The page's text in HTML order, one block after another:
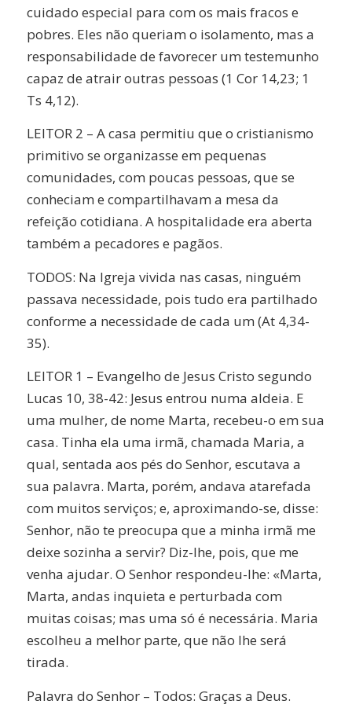
cuidado especial para com os mais fracos e
pobres. Eles não queriam o isolamento, mas a
responsabilidade de favorecer um testemunho
capaz de atrair outras pessoas (1 Cor 14,23; 1
Ts 4,12).
LEITOR 2 – A casa permitiu que o cristianismo
primitivo se organizasse em pequenas
comunidades, com poucas pessoas, que se
conheciam e compartilhavam a mesa da
refeição cotidiana. A hospitalidade era aberta
também a pecadores e pagãos.
TODOS: Na Igreja vivida nas casas, ninguém
passava necessidade, pois tudo era partilhado
conforme a necessidade de cada um (At 4,34-
35).
LEITOR 1 – Evangelho de Jesus Cristo segundo
Lucas 10, 38-42: Jesus entrou numa aldeia. E
uma mulher, de nome Marta, recebeu-o em sua
casa. Tinha ela uma irmã, chamada Maria, a
qual, sentada aos pés do Senhor, escutava a
sua palavra. Marta, porém, andava atarefada
com muitos serviços; e, aproximando-se, disse:
Senhor, não te preocupa que a minha irmã me
deixe sozinha a servir? Diz-lhe, pois, que me
venha ajudar. O Senhor respondeu-lhe: «Marta,
Marta, andas inquieta e perturbada com
muitas coisas; mas uma só é necessária. Maria
escolheu a melhor parte, que não lhe será
tirada.
Palavra do Senhor – Todos: Graças a Deus.